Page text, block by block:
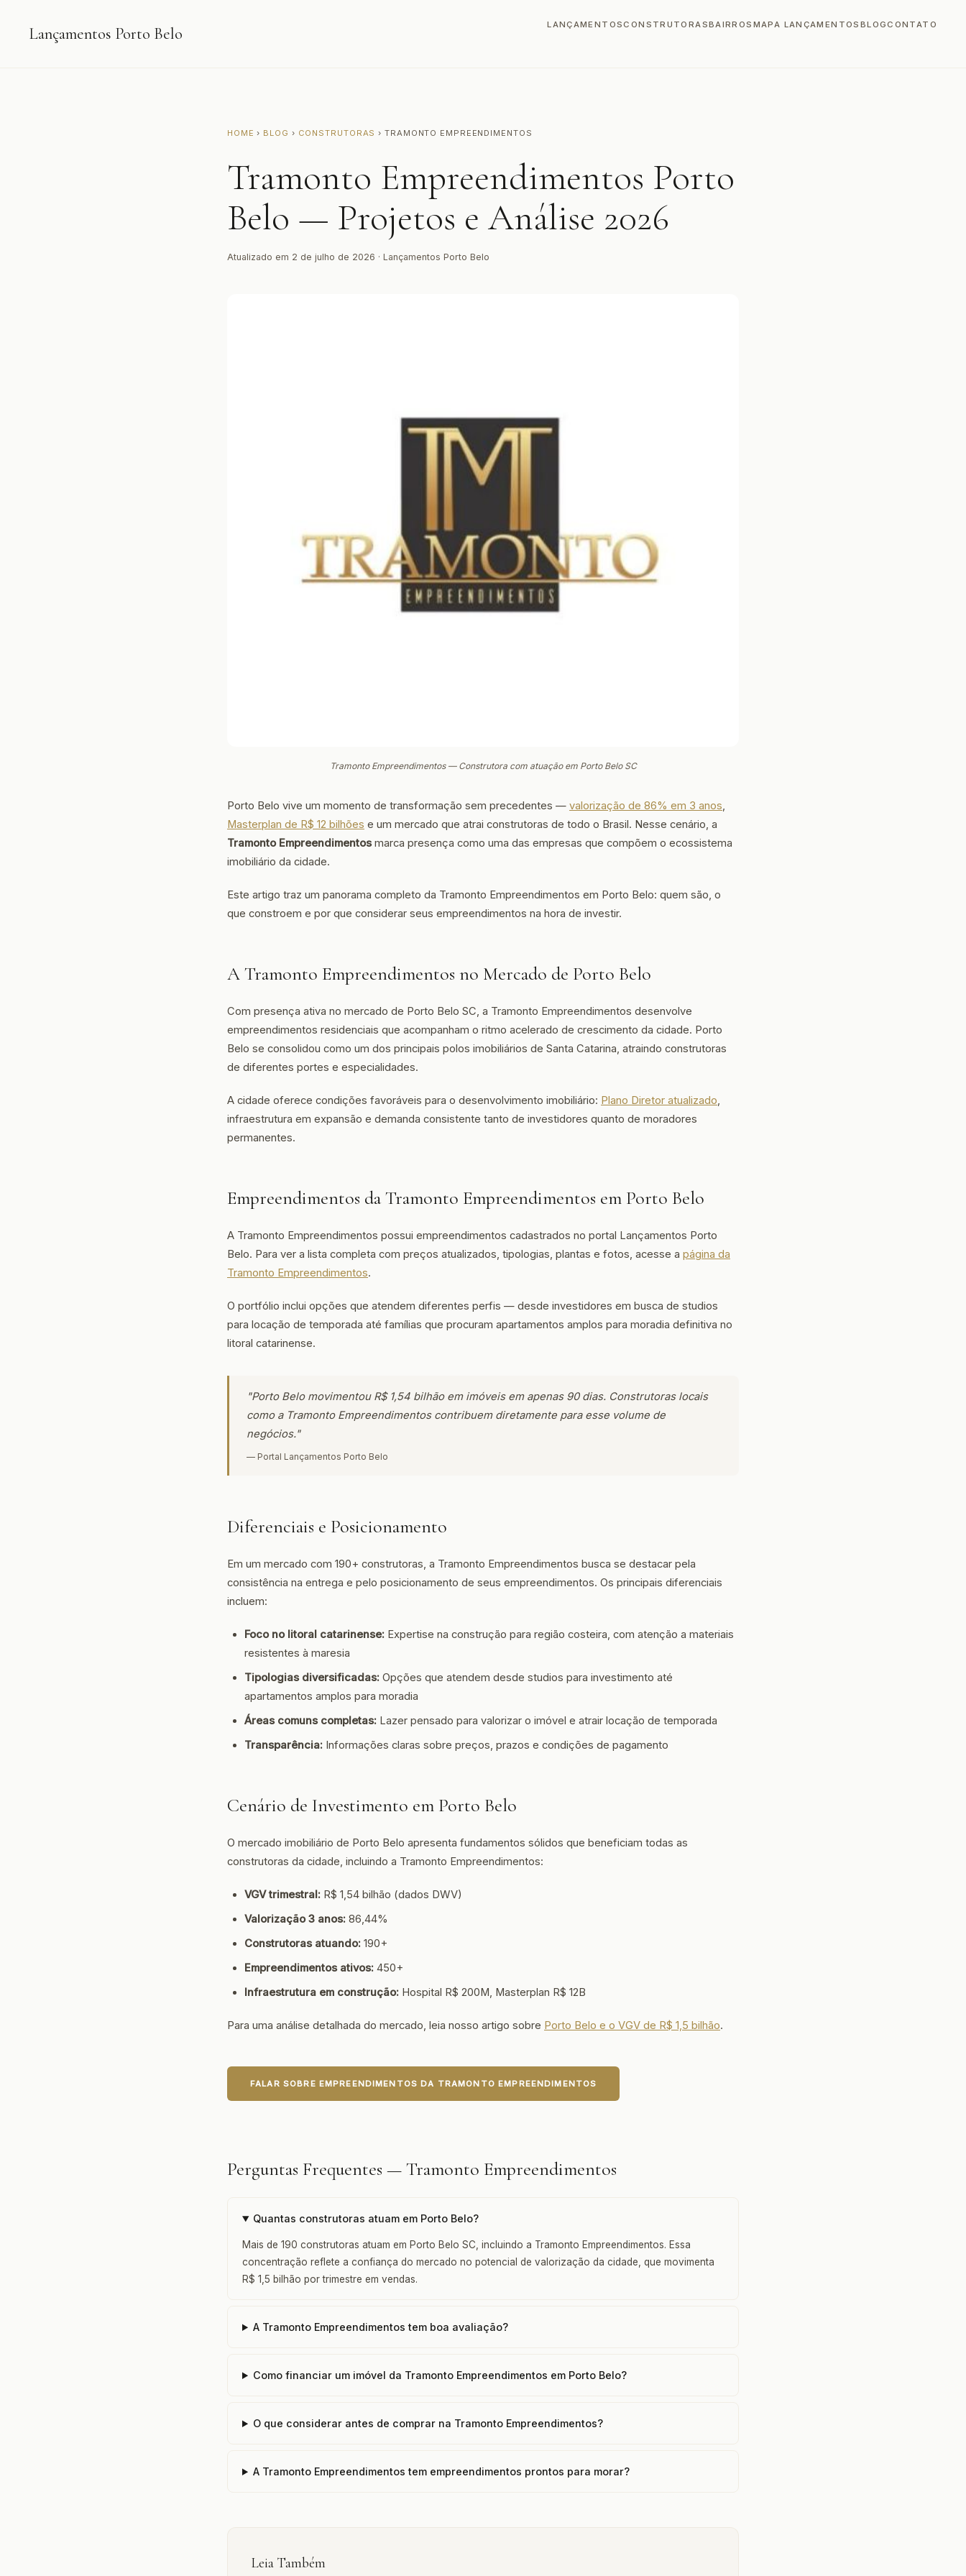
Lançamentos Porto Belo LANÇAMENTOSCONSTRUTORASBAIRROS MAPA LANÇAMENTOS BLOGCONTATO
HOME › BLOG › CONSTRUTORAS › TRAMONTO EMPREENDIMENTOS
Tramonto Empreendimentos Porto
Belo — Projetos e Análise 2026
Atualizado em 2 de julho de 2026 · Lançamentos Porto Belo
Tramonto Empreendimentos — Construtora com atuação em Porto Belo SC
Porto Belo vive um momento de transformação sem precedentes — valorização de 86% em 3 anos,
Masterplan de R$ 12 bilhões e um mercado que atrai construtoras de todo o Brasil. Nesse cenário, a
Tramonto Empreendimentosmarca presença como uma das empresas que compõem o ecossistema
imobiliário da cidade.
Este artigo traz um panorama completo da Tramonto Empreendimentos em Porto Belo: quem são, o
que constroem e por que considerar seus empreendimentos na hora de investir.
A Tramonto Empreendimentos no Mercado de Porto Belo
Com presença ativa no mercado de Porto Belo SC, a Tramonto Empreendimentos desenvolve
empreendimentos residenciais que acompanham o ritmo acelerado de crescimento da cidade. Porto
Belo se consolidou como um dos principais polos imobiliários de Santa Catarina, atraindo construtoras
de diferentes portes e especialidades.
A cidade oferece condições favoráveis para o desenvolvimento imobiliário: Plano Diretor atualizado,
infraestrutura em expansão e demanda consistente tanto de investidores quanto de moradores
permanentes.
Empreendimentos da Tramonto Empreendimentos em Porto Belo
A Tramonto Empreendimentos possui empreendimentos cadastrados no portal Lançamentos Porto
Belo. Para ver a lista completa com preços atualizados, tipologias, plantas e fotos, acesse a página da
Tramonto Empreendimentos.
O portfólio inclui opções que atendem diferentes perfis — desde investidores em busca de studios
para locação de temporada até famílias que procuram apartamentos amplos para moradia definitiva no
litoral catarinense.
"Porto Belo movimentou R$ 1,54 bilhão em imóveis em apenas 90 dias. Construtoras locais
como a Tramonto Empreendimentos contribuem diretamente para esse volume de
negócios."
— Portal Lançamentos Porto Belo
Diferenciais e Posicionamento
Em um mercado com 190+ construtoras, a Tramonto Empreendimentos busca se destacar pela
consistência na entrega e pelo posicionamento de seus empreendimentos. Os principais diferenciais
incluem:
Foco no litoral catarinense: Expertise na construção para região costeira, com atenção a materiais
resistentes à maresia
Tipologias diversificadas: Opções que atendem desde studios para investimento até
apartamentos amplos para moradia
Áreas comuns completas: Lazer pensado para valorizar o imóvel e atrair locação de temporada
Transparência: Informações claras sobre preços, prazos e condições de pagamento
Cenário de Investimento em Porto Belo
O mercado imobiliário de Porto Belo apresenta fundamentos sólidos que beneficiam todas as
construtoras da cidade, incluindo a Tramonto Empreendimentos:
VGV trimestral: R$ 1,54 bilhão (dados DWV)
Valorização 3 anos: 86,44%
Construtoras atuando: 190+
Empreendimentos ativos: 450+
Infraestrutura em construção: Hospital R$ 200M, Masterplan R$ 12B
Para uma análise detalhada do mercado, leia nosso artigo sobre Porto Belo e o VGV de R$ 1,5 bilhão.
FALAR SOBRE EMPREENDIMENTOS DA TRAMONTO EMPREENDIMENTOS
Perguntas Frequentes — Tramonto Empreendimentos
Quantas construtoras atuam em Porto Belo?
Mais de 190 construtoras atuam em Porto Belo SC, incluindo a Tramonto Empreendimentos. Essa
concentração reflete a confiança do mercado no potencial de valorização da cidade, que movimenta
R$ 1,5 bilhão por trimestre em vendas.
A Tramonto Empreendimentos tem boa avaliação?
Como financiar um imóvel da Tramonto Empreendimentos em Porto Belo?
O que considerar antes de comprar na Tramonto Empreendimentos?
A Tramonto Empreendimentos tem empreendimentos prontos para morar?
Leia Também